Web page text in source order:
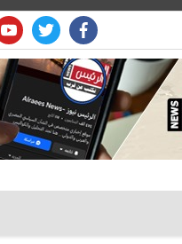
facebook
twitter